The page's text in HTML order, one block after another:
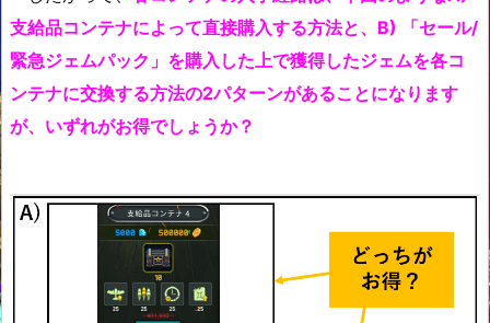
支給品コンテナによって直接購入する方法と、B) 「セール/
緊急ジェムパック」を購入した上で獲得したジェムを各コ
ンテナに交換する方法の2パターンがあることになります
が、いずれがお得でしょうか？